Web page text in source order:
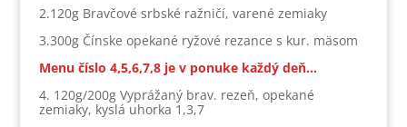
2.120g Bravčové srbské ražničí, varené zemiaky
3.300g Čínske opekané ryžové rezance s kur. mäsom
Menu číslo 4,5,6,7,8 je v ponuke každý deň…
4. 120g/200g Vyprážaný brav. rezeň, opekané
zemiaky, kyslá uhorka 1,3,7